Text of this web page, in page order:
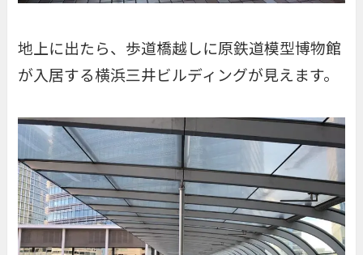
地上に出たら、歩道橋越しに原鉄道模型博物館
が入居する横浜三井ビルディングが見えます。